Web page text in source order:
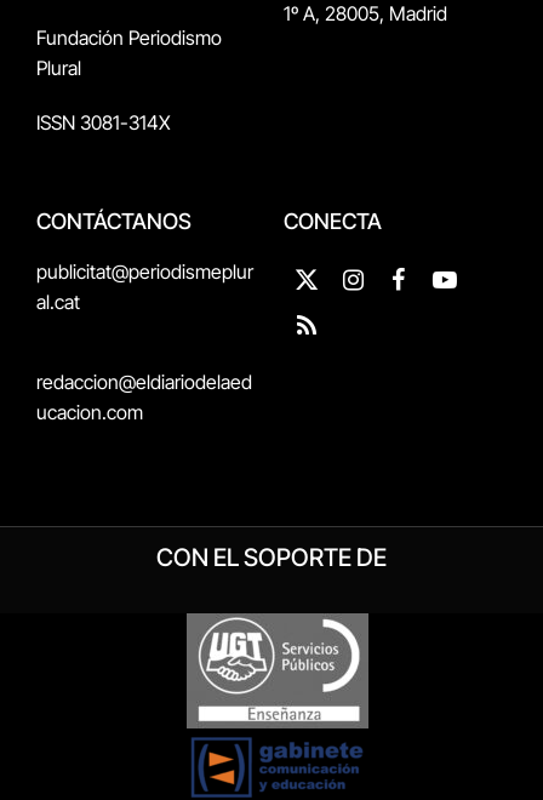
Fundación Periodismo
Plural
ISSN 3081-314X
1º A, 28005, Madrid
CONTÁCTANOS
publicitat@periodismeplur
al.cat
redaccion@eldiariodelaed
ucacion.com
CONECTA
X
(Twitter)
InstagramFacebookYouTube
RSS
CON EL SOPORTE DE